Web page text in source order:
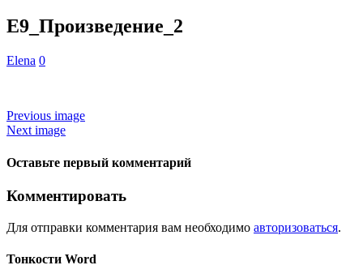
Е9_Произведение_2
Elena 0
Previous image
Next image
Оставьте первый комментарий
Комментировать
Для отправки комментария вам необходимо авторизоваться.
Тонкости Word